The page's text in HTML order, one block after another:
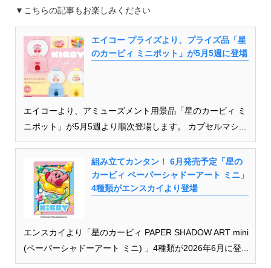
▼こちらの記事もお楽しみください
エイコー プライズより、プライズ品「星
のカービィ ミニポット」が5月5週に登場
エイコーより、アミューズメント用景品「星のカービィ ミ
ニポット」が5月5週より順次登場します。 カプセルマシ...
組み立てカンタン！ 6月発売予定「星の
カービィ ペーパーシャドーアート ミニ」
4種類がエンスカイより登場
エンスカイより「星のカービィ PAPER SHADOW ART mini
(ペーパーシャドーアート ミニ) 」4種類が2026年6月に登...